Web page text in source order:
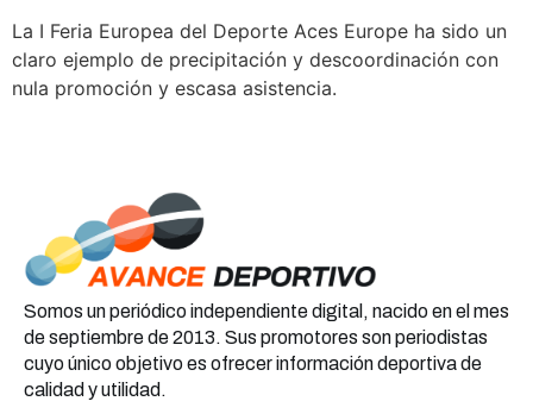
La I Feria Europea del Deporte Aces Europe ha sido un
claro ejemplo de precipitación y descoordinación con
nula promoción y escasa asistencia.
Somos un periódico independiente digital, nacido en el mes
de septiembre de 2013. Sus promotores son periodistas
cuyo único objetivo es ofrecer información deportiva de
calidad y utilidad.